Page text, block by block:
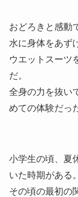
おどろきと感動
水に身体をあず
ウエットスーツ
だ。
全身の力を抜い
めての体験だっ
小学生の頃、夏
いた時期がある。
その頃の最初の